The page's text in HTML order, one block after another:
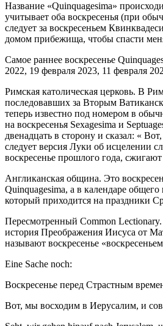
Название «Quinquagesima»
учитывает оба воскресенья (при
следует за воскресеньем
домом прибежища, чтобы спасти
Самое раннее воскресенье
2022, 19 февраля 2023, 11 февраля
Римская католическая церковь. В
последовавших за Вторым
теперь известно под номером в
на воскресенья Sexagesima и
двенадцать в сторону и сказал: «
следует версия Луки об исцелении
воскресенье прошлого года,
Англиканская община. Это
Quinquagesima, а в календаре
который приходится на праздники
Пересмотренный Common
история Преображения Иисуса от
называют воскресенье
Eine Sache noch:
Воскресенье перед Страстным
Вот, мы восходим в Иерусалим, и